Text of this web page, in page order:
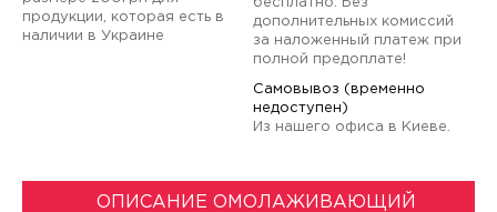
продукции, которая есть в
наличии в Украине
бесплатно. Без
дополнительных комиссий
за наложенный платеж при
полной предоплате!
Самовывоз (временно
недоступен)
Из нашего офиса в Киеве.
ОПИСАНИЕ ОМОЛАЖИВАЮЩИЙ